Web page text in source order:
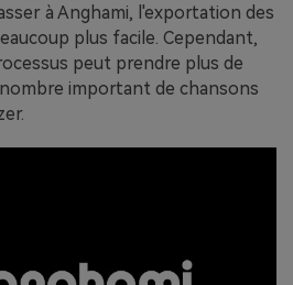
à Anghami, l'exportation des
plus facile. Cependant,
peut prendre plus de
important de chansons